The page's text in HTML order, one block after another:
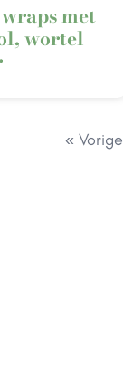
met
wortel
« Vorige